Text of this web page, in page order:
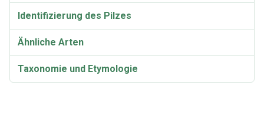
Identifizierung des Pilzes
Ähnliche Arten
Taxonomie und Etymologie